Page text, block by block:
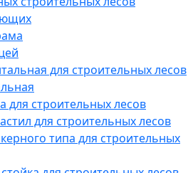
для строительных лесов
для строительных лесов
для строительных лесов
типа для строительных